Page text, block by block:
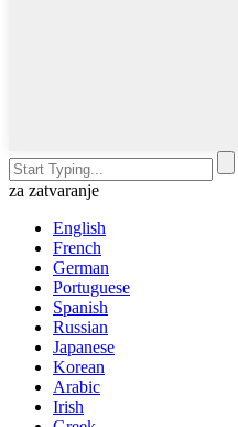
za zatvaranje
English
French
German
Portuguese
Spanish
Russian
Japanese
Korean
Arabic
Irish